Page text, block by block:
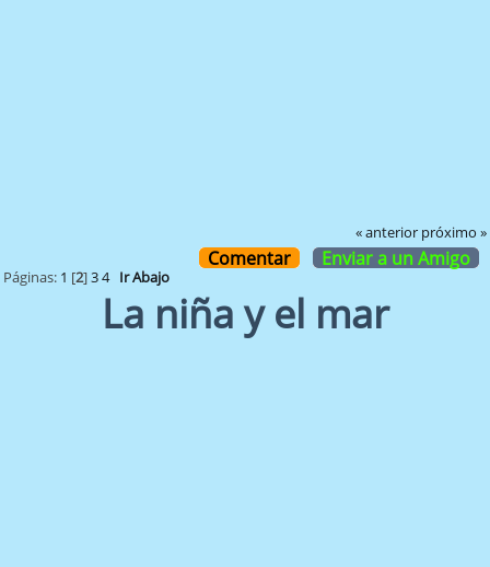
« anterior próximo »
Comentar Enviar a un Amigo
Páginas: 1 [2]3 4 Ir Abajo
La niña y el mar